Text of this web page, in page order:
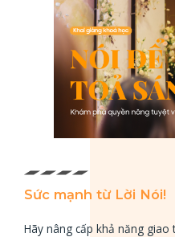
Sức mạnh từ Lời Nói!
Hãy nâng cấp khả năng